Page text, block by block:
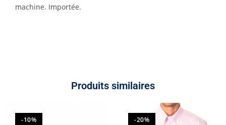
machine. Importée.
Produits similaires
-10% -20%